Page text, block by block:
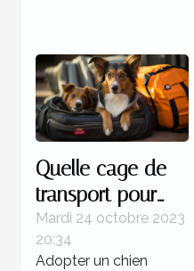
Quelle cage de
transport pour
chien est plus
recommandée ?
Mardi 24 octobre 2023
20:34
Adopter un chien